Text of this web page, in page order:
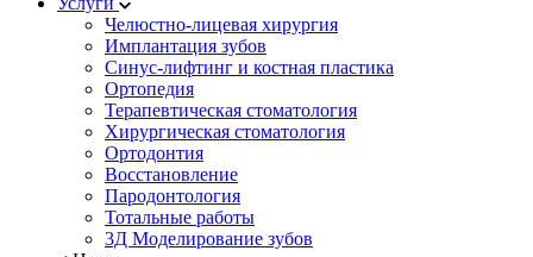
Челюстно-лицевая хирургия
Имплантация зубов
Синус-лифтинг и костная пластика
Ортопедия
Терапевтическая стоматология
Хирургическая стоматология
Ортодонтия
Восстановление
Пародонтология
Тотальные работы
3Д Моделирование зубов